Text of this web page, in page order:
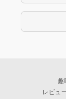
趣
レビュ